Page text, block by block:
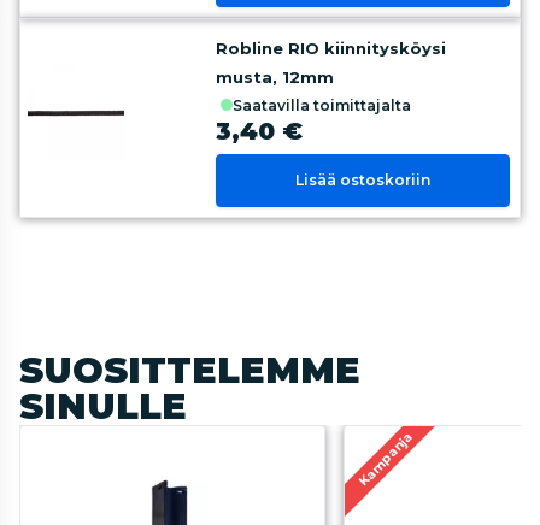
Robline RIO kiinnitysköysi
musta, 12mm
saatavilla toimittajalta
3,40 €
Lisää ostoskoriin
SUOSITTELEMME
SINULLE
Kampanja